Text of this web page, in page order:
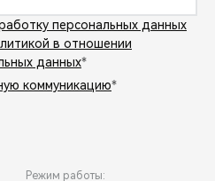
персональных данных
в отношении
данных*
коммуникацию*
Режим работы: